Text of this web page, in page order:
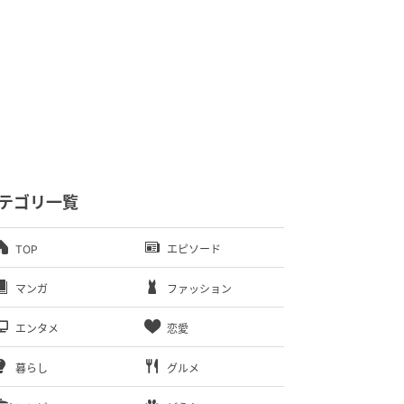
ゴリ一覧
TOP エピソード
マンガ ファッション
エンタメ 恋愛
暮らし グルメ